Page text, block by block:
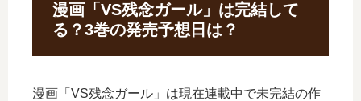
漫画「VS残念ガール」は完結して
る？3巻の発売予想日は？
漫画「VS残念ガール」は現在連載中で未完結の作